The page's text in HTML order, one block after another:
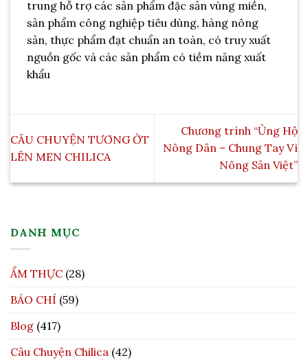
trung hỗ trợ các sản phẩm đặc sản vùng miền,
sản phẩm công nghiệp tiêu dùng, hàng nông
sản, thực phẩm đạt chuẩn an toàn, có truy xuất
nguồn gốc và các sản phẩm có tiềm năng xuất
khẩu
CÂU CHUYỆN TƯƠNG ỚT
LÊN MEN CHILICA
Chương trình “Ủng Hộ
Nông Dân – Chung Tay Vì
Nông Sản Việt”
DANH MỤC
ẨM THỰC (28)
BÁO CHÍ (59)
Blog (417)
Câu Chuyện Chilica (42)